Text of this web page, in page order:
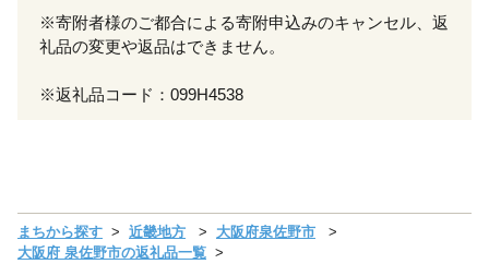
※寄附者様のご都合による寄附申込みのキャンセル、返
礼品の変更や返品はできません。
※返礼品コード：099H4538
まちから探す 近畿地方
大阪府泉佐野市
大阪府 泉佐野市の返礼品一覧